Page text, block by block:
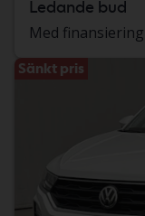
Ledande bud
Med finansiering
Sänkt pris